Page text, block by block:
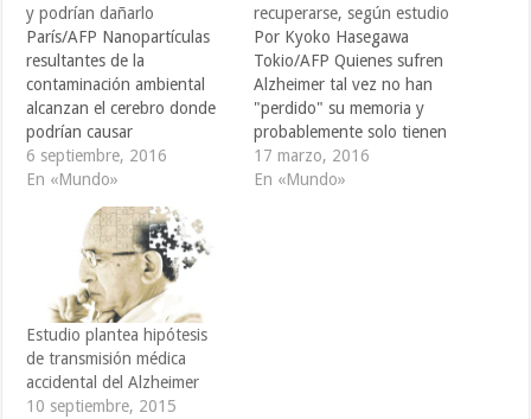
y podrían dañarlo
París/AFP Nanopartículas
resultantes de la
contaminación ambiental
alcanzan el cerebro donde
podrían causar
enfermedades como el
Alzheimer, según estudio
británico de casos
registrados en Ciudad de
México. Aunque el vínculo
con esa enfermedad
neurológica cuya causa
exacta se desconoce queda
por demostrarse, el estudio
de la Universidad Lancaster
de Gran…
6 septiembre, 2016
En «Mundo»
recuperarse, según estudio
Por Kyoko Hasegawa
Tokio/AFP Quienes sufren
Alzheimer tal vez no han
"perdido" su memoria y
probablemente solo tienen
dificultad para recuperarla,
site indican investigadores
17 marzo, 2016
En «Mundo»
Estudio plantea hipótesis
de transmisión médica
accidental del Alzheimer
10 septiembre, 2015